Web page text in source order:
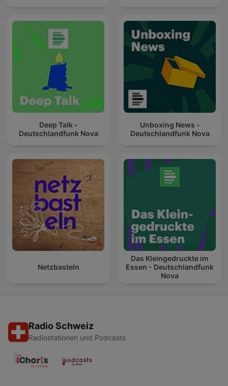
Deep Talk -
Deutschlandfunk Nova
Unboxing News -
Deutschlandfunk Nova
Netzbasteln
Das Kleingedruckte im
Essen - Deutschlandfunk
Nova
Radio Schweiz
Radiostationen und Podcasts